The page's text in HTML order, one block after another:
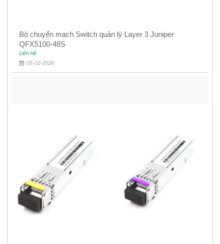
Bộ chuyển mạch Switch quản lý Layer 3 Juniper
QFX5100-48S
Liên hệ
05-02-2026